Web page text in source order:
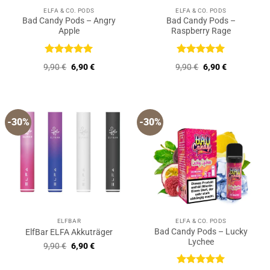
ELFA & CO. PODS
Bad Candy Pods – Angry
Apple
Bewertet
mit 5 von
9,90€ Ursprünglicher
Preis
6,90€Aktueller
ELFA & CO. PODS
Bad Candy Pods –
Raspberry Rage
Bewertet
mit 5 von
9,90€ Ursprünglicher
Preis
6,90€Aktueller
-30%
ELFBAR
ElfBar ELFA Akkuträger
9,90€ Ursprünglicher
Preis
6,90€Aktueller
-30%
ELFA & CO. PODS
Bad Candy Pods – Lucky
Lychee